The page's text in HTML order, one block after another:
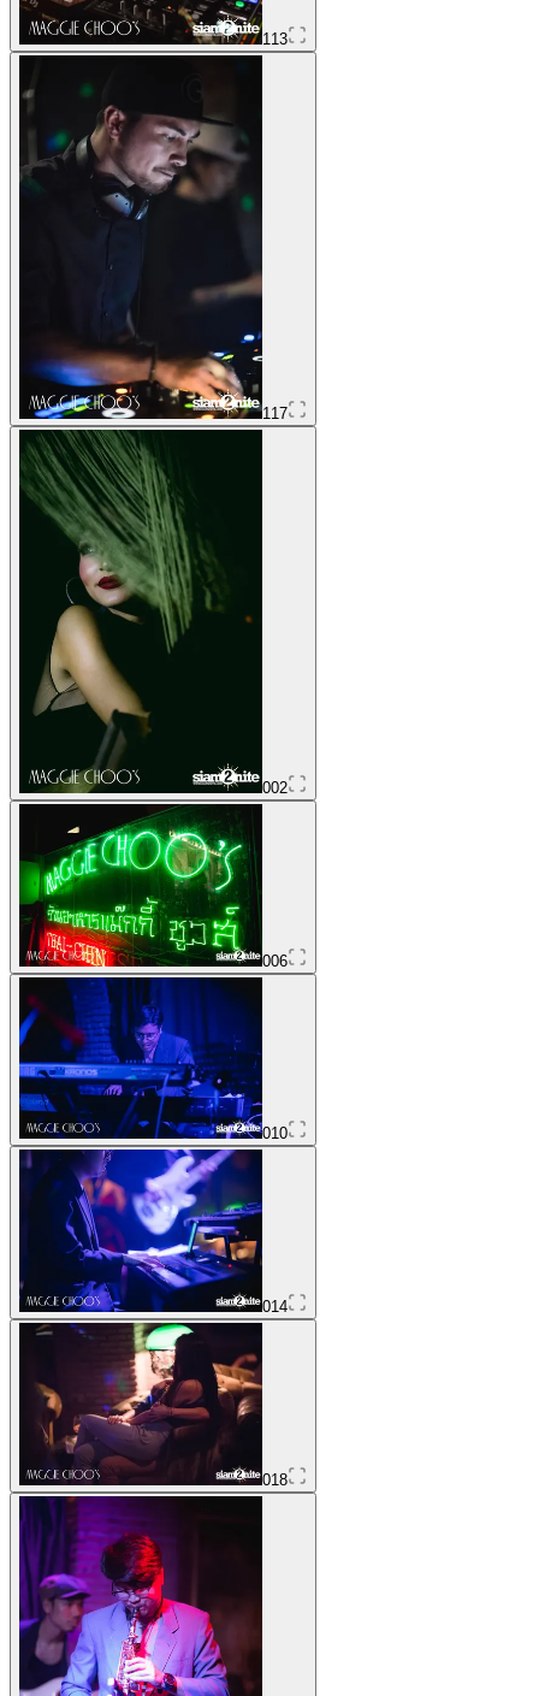
113
117
002
006
010
014
018